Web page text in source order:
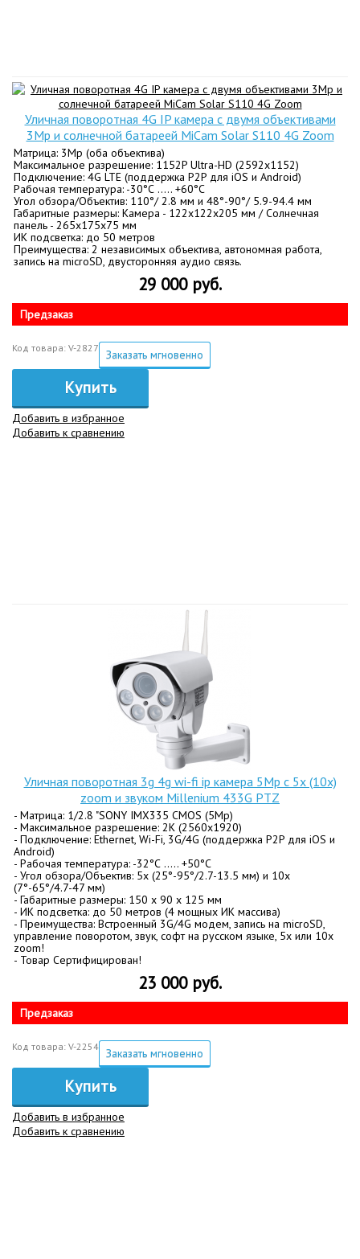
Уличная поворотная 4G IP камера с двумя объективами
3Mp и солнечной батареей MiCam Solar S110 4G Zoom
Матрица: 3Mp (оба объектива)
Максимальное разрешение: 1152P Ultra-HD (2592х1152)
Подключение: 4G LTE (поддержка P2P для iOS и Android)
Рабочая температура: -30°С ….. +60°С
Угол обзора/Объектив: 110°/ 2.8 мм и 48°-90°/ 5.9-94.4 мм
Габаритные размеры: Камера - 122х122х205 мм / Солнечная
панель - 265х175х75 мм
ИК подсветка: до 50 метров
Преимущества: 2 независимых объектива, автономная работа,
запись на microSD, двусторонняя аудио связь.
29 000 руб.
Предзаказ
Код товара: V-2827 Заказать мгновенно
Купить
Добавить в избранное
Добавить к сравнению
Уличная поворотная 3g 4g wi-fi ip камера 5Mp c 5х (10x)
zoom и звуком Millenium 433G PTZ
- Матрица: 1/2.8 "SONY IMX335 CMOS (5Mp)
- Максимальное разрешение: 2K (2560x1920)
- Подключение: Еthernet, Wi-Fi, 3G/4G (поддержка P2P для iOS и
Android)
- Рабочая температура: -32°С ….. +50°С
- Угол обзора/Объектив: 5x (25°-95°/2.7-13.5 мм) и 10x
(7°-65°/4.7-47 мм)
- Габаритные размеры: 150 x 90 x 125 мм
- ИК подсветка: до 50 метров (4 мощных ИК массива)
- Преимущества: Встроенный 3G/4G модем, запись на microSD,
управление поворотом, звук, софт на русском языке, 5х или 10x
zoom!
- Товар Сертифицирован!
23 000 руб.
Предзаказ
Код товара: V-2254 Заказать мгновенно
Купить
Добавить в избранное
Добавить к сравнению